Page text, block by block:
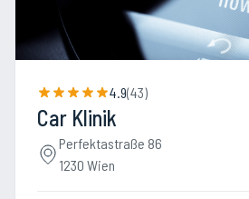
4.9(43)
Car Klinik
Perfektastraße 86
1230 Wien